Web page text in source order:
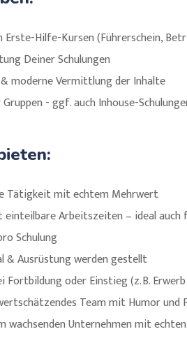
Hilfe-Kursen (Führerschein,
Deiner Schulungen
moderne Vermittlung der Inhalte
- ggf. auch Inhouse-
Tätigkeit mit echtem Mehrwert
einteilbare Arbeitszeiten – ideal
Schulung
& Ausrüstung werden gestellt
oder Einstieg (z. B.
Team mit Humor und
wachsenden Unternehmen mit